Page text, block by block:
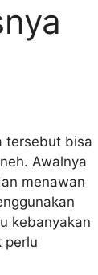
tersebut bisa
Awalnya
menawan
kebanyakan
perlu